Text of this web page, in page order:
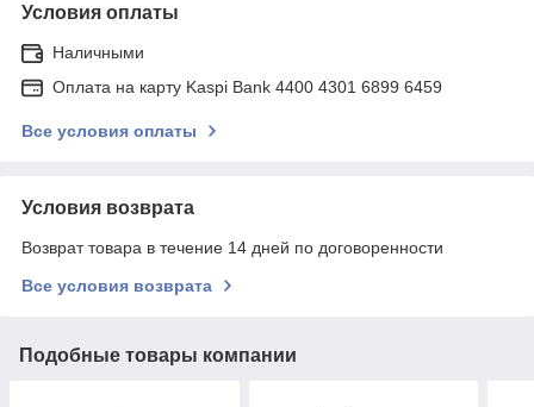
Условия оплаты
Наличными
Оплата на карту Kaspi Bank 4400 4301 6899 6459
Все условия оплаты
Условия возврата
Возврат товара в течение 14 дней по договоренности
Все условия возврата
Подобные товары компании